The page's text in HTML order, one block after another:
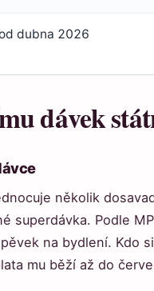
dubna 2026
dávek
několik
superdávka. Podle
na bydlení. Kdo
mu běží až do